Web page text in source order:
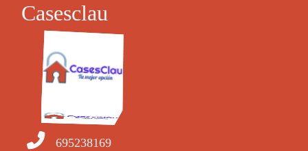
Casesclau
695238169